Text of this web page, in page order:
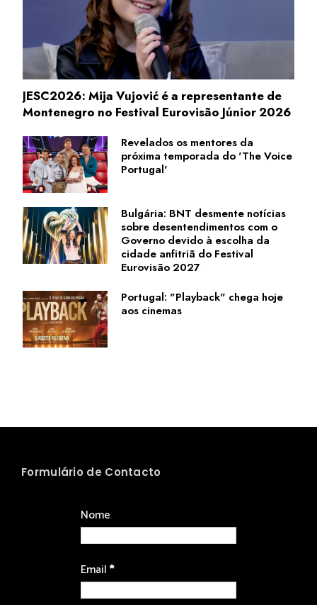
JESC2026: Mija Vujović é a representante de
Montenegro no Festival Eurovisão Júnior 2026
Revelados os mentores da
próxima temporada do 'The Voice
Portugal'
Bulgária: BNT desmente notícias
sobre desentendimentos com o
Governo devido à escolha da
cidade anfitriã do Festival
Eurovisão 2027
Portugal: "Playback" chega hoje
aos cinemas
Formulário de Contacto
Nome
Email*